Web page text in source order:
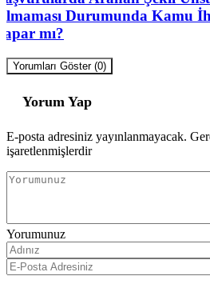
Durumunda Kamu
mı?
Yorumları Göster (0)
Yorum Yap
E-posta adresiniz yayınlanmayacak.
işaretlenmişlerdir
Yorumunuz